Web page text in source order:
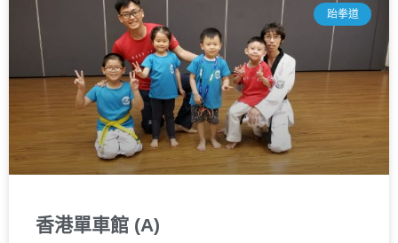
跆拳道
香港單車館 (A)